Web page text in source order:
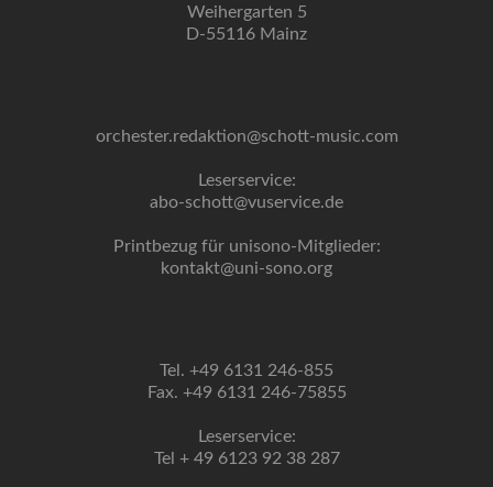
Weihergarten 5
D-55116 Mainz
orchester.redaktion@schott-music.com
Leserservice:
abo-schott@vuservice.de
Printbezug für unisono-Mitglieder:
kontakt@uni-sono.org
Tel. +49 6131 246-855
Fax. +49 6131 246-75855
Leserservice:
Tel + 49 6123 92 38 287